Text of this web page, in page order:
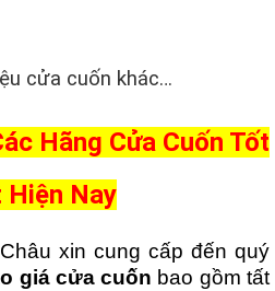
cửa cuốn khác…
Hãng Cửa Cuốn Tốt
Hiện Nay
xin cung cấp đến quý
giá cửa cuốn bao gồm tất